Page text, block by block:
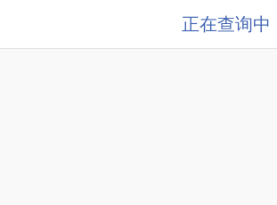
正在查询中